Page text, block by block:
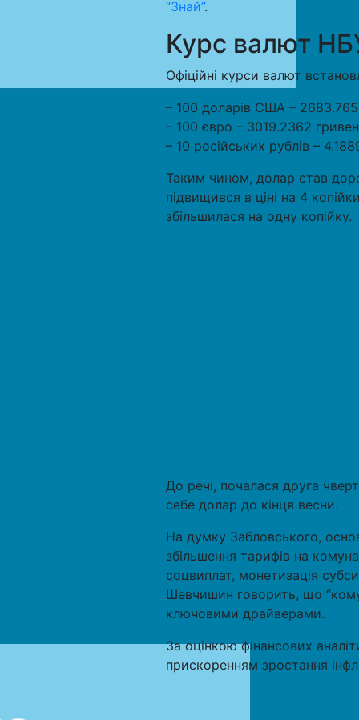
“Знай”.
Курс валют
Офіційні курси валют
– 100 доларів США –
– 100 євро – 3019.2362
– 10 російських рублів –
Таким чином, долар став
підвищився в ціні на 4
збільшилася на одну копійку.
До речі, почалася друга
себе долар до кінця весни.
На думку Забловського,
збільшення тарифів на
соцвиплат, монетизація
Шевчишин говорить, що
ключовими драйверами.
За оцінкою фінансових
прискоренням зростання